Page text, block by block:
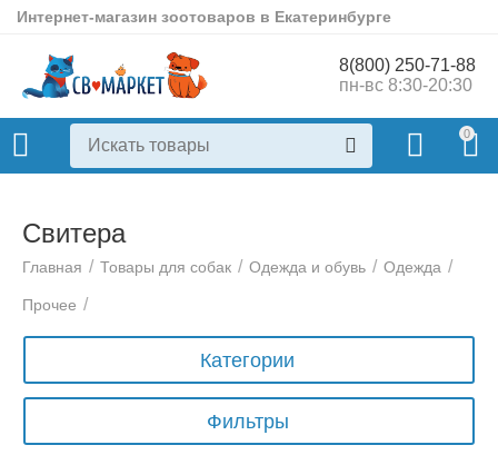
Интернет-магазин зоотоваров в Екатеринбурге
8(800) 250-71-88
пн-вс 8:30-20:30
0
Свитера
Главная / Товары для собак / Одежда и обувь / Одежда /
Прочее /
Категории
Фильтры